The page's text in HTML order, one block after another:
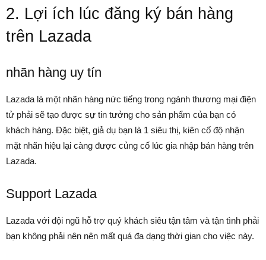
2. Lợi ích lúc đăng ký bán hàng
trên Lazada
nhãn hàng uy tín
Lazada là một nhãn hàng nức tiếng trong ngành thương mại điện
tử phải sẽ tạo được sự tin tưởng cho sản phẩm của bạn có
khách hàng. Đặc biệt, giả dụ bạn là 1 siêu thị, kiên cố độ nhận
mặt nhãn hiệu lại càng được củng cố lúc gia nhập bán hàng trên
Lazada.
Support Lazada
Lazada với đội ngũ hỗ trợ quý khách siêu tận tâm và tận tình phải
bạn không phải nên nên mất quá đa dạng thời gian cho việc này.